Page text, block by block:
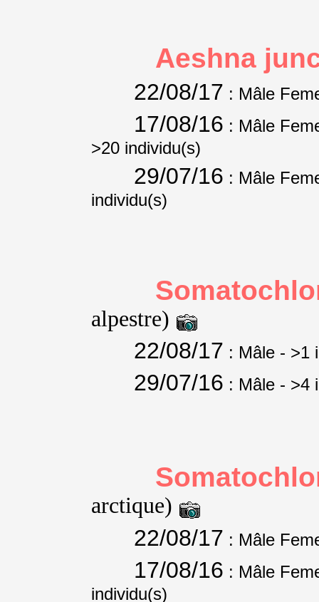
Aeshna
22/08/17 : Mâle
17/08/16 : Mâle
>20 individu(s)
29/07/16 : Mâle
individu(s)
alpestre)
22/08/17 : Mâle - >1
29/07/16 : Mâle - >4
arctique)
22/08/17 : Mâle
17/08/16 : Mâle
individu(s)